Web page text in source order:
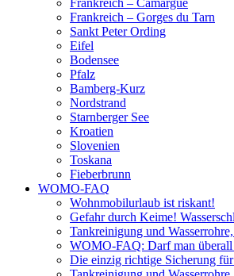
Frankreich – Gorges du Tarn
Sankt Peter Ording
Eifel
Bodensee
Pfalz
Bamberg-Kurz
Nordstrand
Starnberger See
Kroatien
Slovenien
Toskana
Fieberbrunn
WOMO-FAQ
Wohnmobilurlaub ist riskant!
Gefahr durch Keime!
Tankreinigung und
WOMO-FAQ: Darf man überall
Die einzig richtige Sicherung